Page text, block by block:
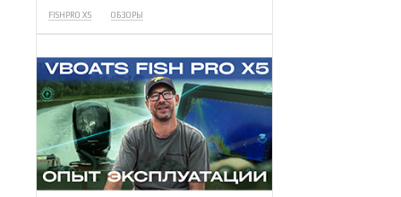
FISHPRO X5 ОБЗОРЫ